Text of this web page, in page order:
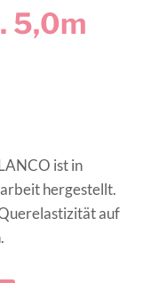
5,0m
ist in
hergestellt.
auf